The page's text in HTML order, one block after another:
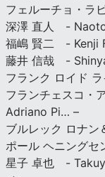
フェルーチョ・
深澤 直人 -
福嶋 賢二 - Kenji
藤井 信哉 -
フランク ロイド
フランチェスコ・
Adriano Pi… –
ブルレック ロナ
ポール ヘニング
星子 卓也 -